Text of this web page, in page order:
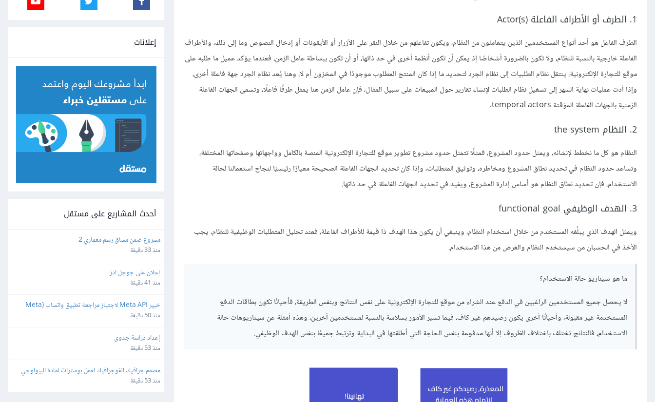
1. الطرف أو الأطراف الفاعلة Actor(s)
الطرف الفاعل هو أحد أنواع المستخدمين الذين يتعاملون من النظام، ويكون تفاعلهم من خلال النقر على الأزرار أو الأيقونات أو إدخال النصوص وما إلى ذلك، والأطراف
الفاعلة خارجية بالنسبة للنظام، ولا تكون بالضرورة أشخاصًا إذ يمكن أن تكون أنظمة أخرى في حد ذاتها، أو أن تكون ببساطة عامل الزمن، فعندما يؤكد عميل ما طلبه على
موقع للتجارة الإلكترونية، ينتقل نظام الطلبيات إلى نظام الجرد لتحديد ما إذا كان المنتج المطلوب موجودًا في المخزون أم لا، وهنا يُعد نظام الجرد جهة فاعلة أخرى،
وإذا أدت عمليات نهاية الشهر إلى تشغيل نظام الطلبات لإنشاء تقارير حول المبيعات على سبيل المثال، فإن عامل الزمن هنا يمثل طرفًا فاعلًا، وتسمى الجهات الفاعلة
الزمنية بالجهات الفاعلة المؤقتة temporal actors.
2. النظام the system
النظام هو كل ما نخطط لإنشائه، ويمثل حدود المشروع، فمثلًا تتمثل حدود مشروع تطوير موقع للتجارة الإلكترونية المنصة بالكامل وواجهاتها وصفحاتها المختلفة،
وتساعد حدود النظام في تحديد نطاق المشروع ومخاطره، وتوثيق المتطلبات، وإذا كان تحديد الجهات الفاعلة الصحيحة معيارًا رئيسيًا لنجاح استعمالنا لحالة
الاستخدام، فإن تحديد نطاق النظام هو أساس إدارة المشروع، ويفيد في تحديد الجهات الفاعلة في حد ذاتها.
3. الهدف الوظيفي functional goal
ويمثل الهدف الذي يبلُغه المستخدم من خلال استخدام النظام، وينبغي أن يكون هذا الهدف ذا قيمة للأطراف الفاعلة، فعند تحليل المتطلبات الوظيفية للنظام، يجب
الأخذ في الحسبان من سيستخدم النظام والغرض من هذا الاستخدام.
ما هو سيناريو حالة الاستخدام؟
لا يحصل جميع المستخدمين الراغبين في الدفع عند الشراء من موقع للتجارة الإلكترونية على نفس النتائج وبنفس الطريقة، فأحيانًا تكون بطاقات الدفع
المستخدمة غير مقبولة، وأحيانًا أخرى يكون رصيدهم غير كاف، فيما تسير الأمور بسلاسة بالنسبة لمستخدمين آخرين، وهذه أمثلة عن سيناريوهات حالة
الاستخدام، فالنتائج تختلف باختلاف الظروف إلا أنها مدفوعة بنفس الحاجة التي أطلقتها في البداية وترتبط جميعًا بنفس الهدف الوظيفي.
إعلانات
أحدث المشاريع على مستقل
مشروع ضمن مساق رسم معماري 2
منذ 33 دقيقة
إعلان على جوجل ادز
منذ 41 دقيقة
App Review) لمنصة SaaS
منذ 50 دقيقة
إعداد دراسة جدوى
منذ 53 دقيقة
باللغة الإنجليزية بطريقة كرياتيف
منذ 53 دقيقة